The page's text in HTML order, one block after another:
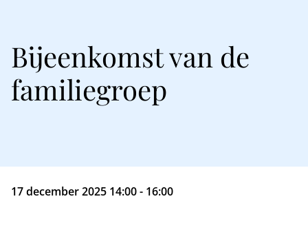
Bijeenkomst van de
familiegroep
17 december 2025 14:00 - 16:00